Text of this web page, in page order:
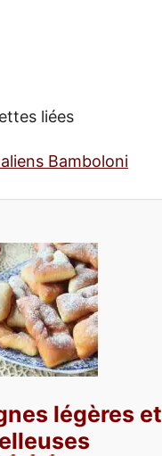
liées
Bamboloni
légères et